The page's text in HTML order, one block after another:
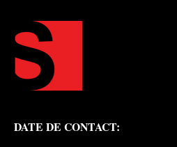
DATE DE CONTACT: